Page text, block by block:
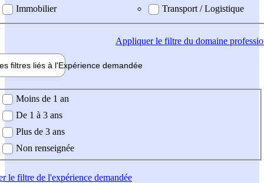
Immobilier
Transport / Logistique
Appliquerle filtre du domaine
filtres liés à l'Expérience demandée
demandée
Moins de 1 an
De 1 à 3 ans
Plus de 3 ans
Non renseignée
le filtre de l'expérience demandée